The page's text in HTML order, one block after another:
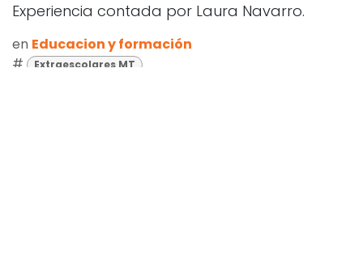
Experiencia contada por Laura Navarro.
en Educacion y formación
#
Extraescolares MT